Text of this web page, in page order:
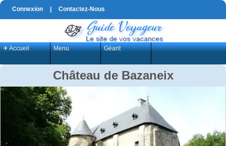
Connexion Contactez-Nous
✈ Accueil Menu Géant
Château de Bazaneix